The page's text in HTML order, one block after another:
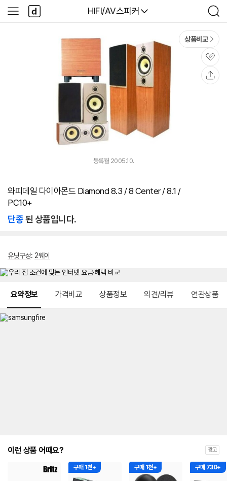
다나와
HIFI/AV스피커
검
색
사
이
다
나
와
상품비교
관
심
등록월 2005.10.
와피데일 다이아몬드 Diamond 8.3 / 8 Center / 8.1 /
PC10+
단종된 상품입니다.
유닛구성: 2웨이
요약정보 가격비교 상품정보 의견/리뷰 연관상품
이런 상품 어때요? 광고
구매 1천+ 구매 1천+ 구매 730+